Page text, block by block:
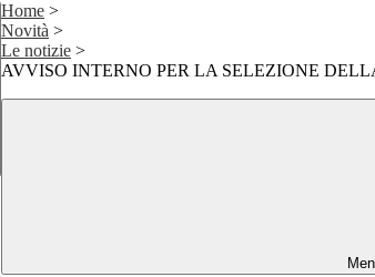
Home >
Novità >
Le notizie >
AVVISO INTERNO PER LA SELEZIONE